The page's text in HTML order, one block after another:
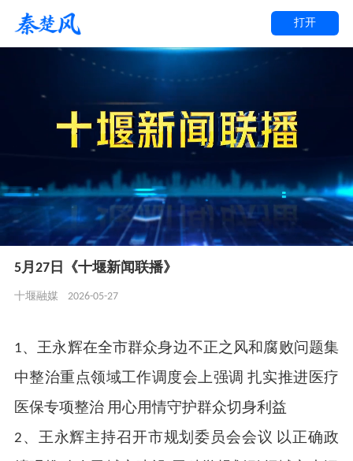
打开
5月27日《十堰新闻联播》
十堰融媒 2026-05-27
1、王永辉在全市群众身边不正之风和腐败问题集
中整治重点领域工作调度会上强调 扎实推进医疗
医保专项整治 用心用情守护群众切身利益
2、王永辉主持召开市规划委员会会议 以正确政